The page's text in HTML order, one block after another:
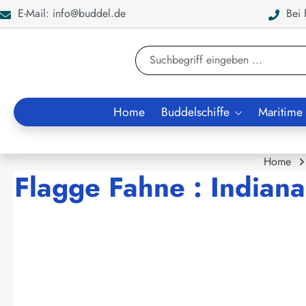
Zur Suche springen
E-Mail: info@buddel.de Bei
Home Buddelschiffe
Home
Flagge Fahne : Indiana